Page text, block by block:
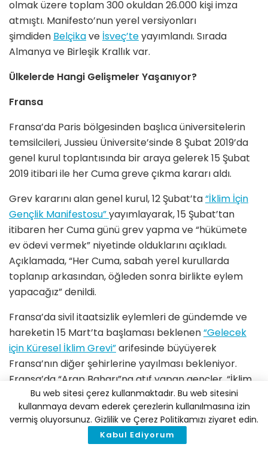
olmak üzere toplam 300 okuldan 26.000 kişi imza
atmıştı. Manifesto’nun yerel versiyonları
şimdiden Belçikave İsveç’teyayımlandı. Sırada
Almanya ve Birleşik Krallık var.
Ülkelerde Hangi Gelişmeler Yaşanıyor?
Fransa
Fransa’da Paris bölgesinden başlıca üniversitelerin
temsilcileri, Jussieu Üniversite’sinde 8 Şubat 2019’da
genel kurul toplantısında bir araya gelerek 15 Şubat
2019 itibari ile her Cuma greve çıkma kararı aldı.
Grev kararını alan genel kurul, 12 Şubat’ta“İklim İçin
Gençlik Manifestosu”yayımlayarak, 15 Şubat’tan
itibaren her Cuma günü grev yapma ve “hükümete
ev ödevi vermek” niyetinde olduklarını açıkladı.
Açıklamada, “Her Cuma, sabah yerel kurullarda
toplanıp arkasından, öğleden sonra birlikte eylem
yapacağız” denildi.
Fransa’da sivil itaatsizlik eylemleri de gündemde ve
hareketin 15 Mart’ta başlaması beklenen“Gelecek
için Küresel İklim Grevi”arifesinde büyüyerek
Fransa’nın diğer şehirlerine yayılması bekleniyor.
Fransa’da “Arap Baharı”na atıf yapan gençler, “İklim
Baharı” çağrısı yapıyor.
Youth For Climate France eş kurucusu Romaric
Thurel, Fransa’daki eylemler ile ilgili şunları söylüyor:
Bu web sitesi çerez kullanmaktadır. Bu web sitesini
kullanmaya devam ederek çerezlerin kullanılmasına izin
vermiş oluyorsunuz. Gizlilik ve Çerez Politikamızı ziyaret edin.
Kabul Ediyorum